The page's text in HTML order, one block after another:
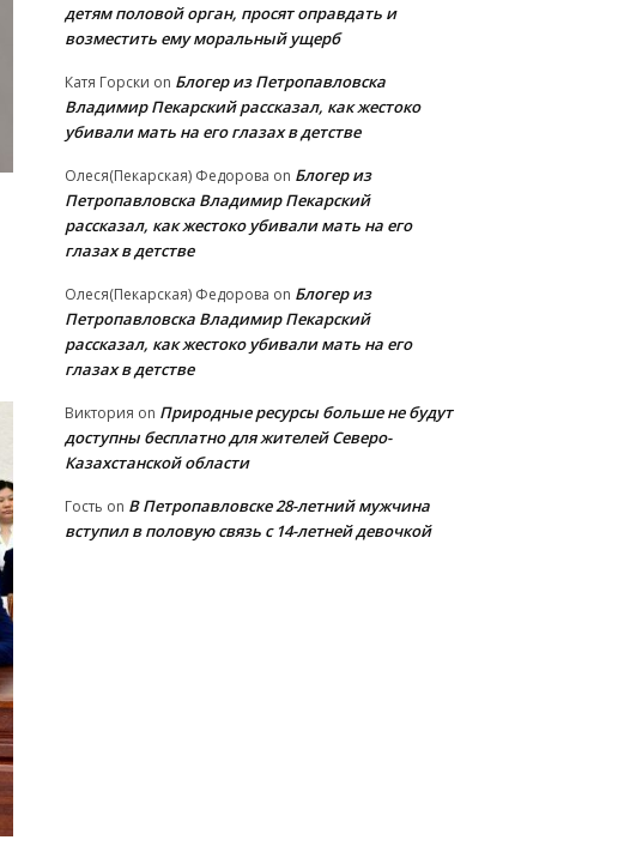
детям половой орган, просят оправдать и
возместить ему моральный ущерб
Катя Горски on Блогер из Петропавловска
Владимир Пекарский рассказал, как жестоко
убивали мать на его глазах в детстве
Олеся(Пекарская) Федорова on Блогер из
Петропавловска Владимир Пекарский
рассказал, как жестоко убивали мать на его
глазах в детстве
Олеся(Пекарская) Федорова on Блогер из
Петропавловска Владимир Пекарский
рассказал, как жестоко убивали мать на его
глазах в детстве
Виктория on Природные ресурсы больше не будут
доступны бесплатно для жителей Северо-
Казахстанской области
Гость on В Петропавловске 28-летний мужчина
вступил в половую связь с 14-летней девочкой